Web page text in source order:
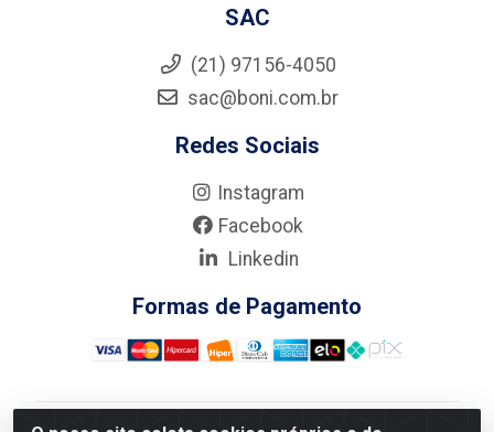
SAC
(21) 97156-4050
sac@boni.com.br
Redes Sociais
Instagram
Facebook
Linkedin
Formas de Pagamento